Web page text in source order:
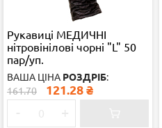
Рукавиці МЕДИЧНІ
нітровінілові чорні "L" 50
пар/уп.
ВАША ЦІНА РОЗДРІБ:
161.70
121.28 ₴